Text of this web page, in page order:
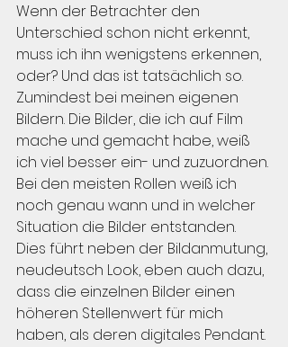
Wenn der Betrachter den
Unterschied schon nicht erkennt,
muss ich ihn wenigstens erkennen,
oder? Und das ist tatsächlich so.
Zumindest bei meinen eigenen
Bildern. Die Bilder, die ich auf Film
mache und gemacht habe, weiß
ich viel besser ein- und zuzuordnen.
Bei den meisten Rollen weiß ich
noch genau wann und in welcher
Situation die Bilder entstanden.
Dies führt neben der Bildanmutung,
neudeutsch Look, eben auch dazu,
dass die einzelnen Bilder einen
höheren Stellenwert für mich
haben, als deren digitales Pendant.